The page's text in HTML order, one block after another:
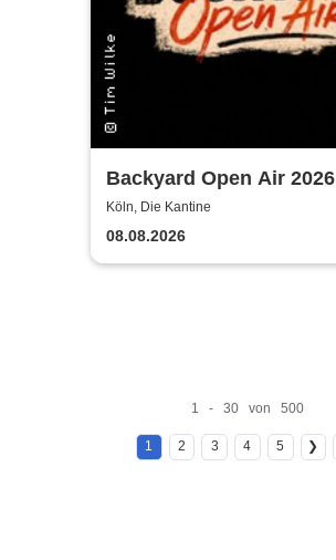
Backyard Open Air 2026
Köln, Die Kantine
08.08.2026
1 - 30 von 500
1 2 3 4 5 ❯